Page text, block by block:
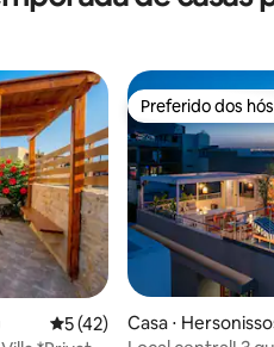
hóspedes
5 de uma avaliação média
5 (42)
Preferido dos
Preferido dos
Casa ⋅